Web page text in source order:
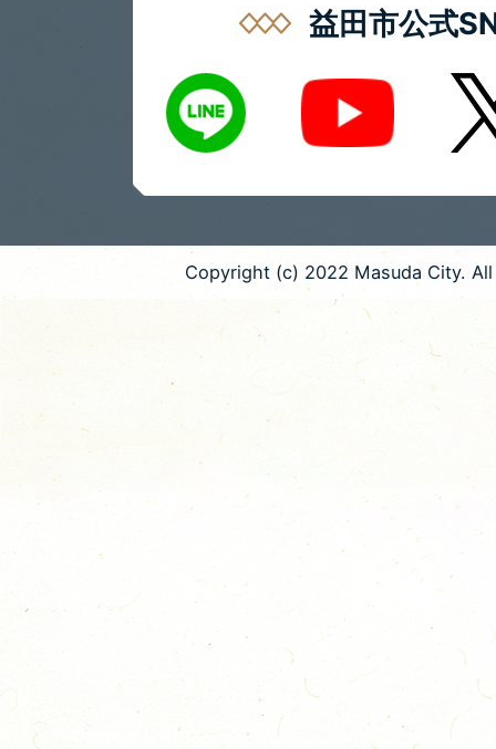
益田市公式
LINE
Youtube X
Copyright (c) 2022 Masuda City.